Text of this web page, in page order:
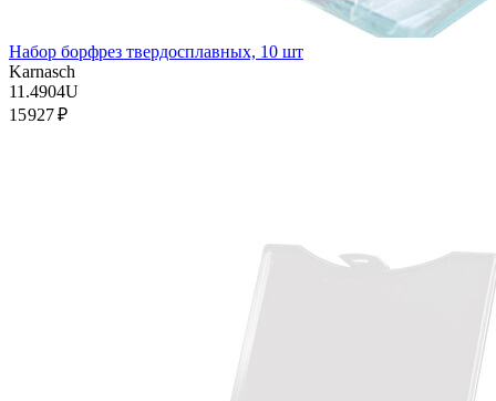
Набор борфрез твердосплавных, 10 шт
Karnasch
11.4904U
15 927 ₽